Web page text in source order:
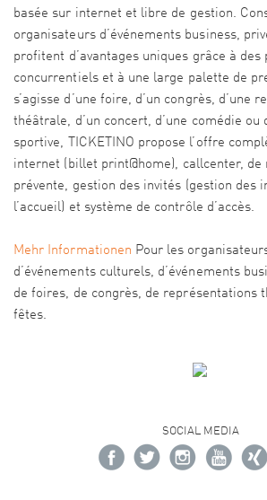
basée sur internet et libre de gestion.
organisateurs d’événements business,
profitent d’avantages uniques grâce à
concurrentiels et à une large palette de
s’agisse d’une foire, d’un congrès, d’une
théâtrale, d’un concert, d’une comédie ou
sportive, TICKETINO propose l’offre
internet (billet print@home), callcenter, de
prévente, gestion des invités (gestion des
l’accueil) et système de contrôle d’accès.
Mehr Informationen Pour les
d’événements culturels, d’événements
de foires, de congrès, de représentations
fêtes.
SOCIAL MEDIA